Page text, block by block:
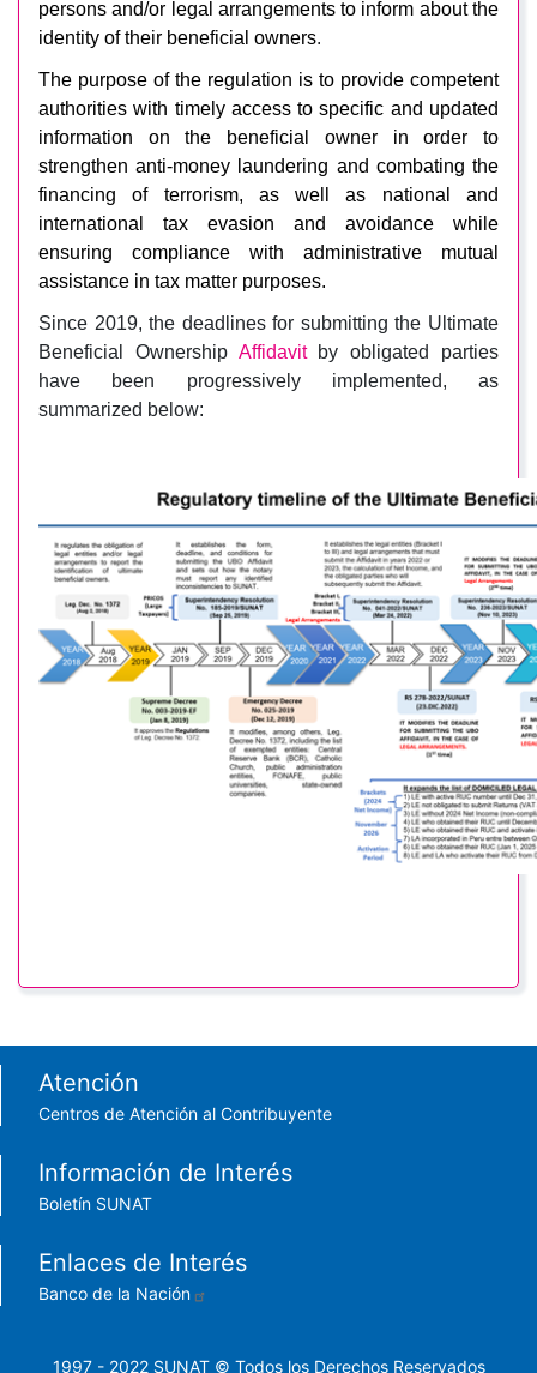
persons and/or legal arrangements to inform about the
identity of their beneficial owners.
The purpose of the regulation is to provide competent
authorities with timely access to specific and updated
information on the beneficial owner in order to
strengthen anti-money laundering and combating the
financing of terrorism, as well as national and
international tax evasion and avoidance while
ensuring compliance with administrative mutual
assistance in tax matter purposes.
Since 2019, the deadlines for submitting the Ultimate
Beneficial Ownership Affidavit by obligated parties
have been progressively implemented, as
summarized below:
Footer menu
Atención
Centros de Atención al Contribuyente
Información de Interés
Boletín SUNAT
Enlaces de Interés
Banco de la Nación
1997 - 2022 SUNAT © Todos los Derechos Reservados